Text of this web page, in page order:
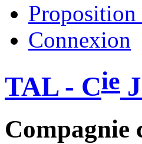
Proposition
Connexion
TAL - Cie
Compagnie